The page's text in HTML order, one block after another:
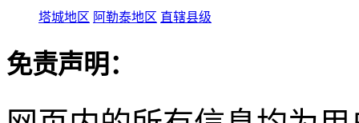
塔城地区 阿勒泰地区 直辖县级
免责声明：